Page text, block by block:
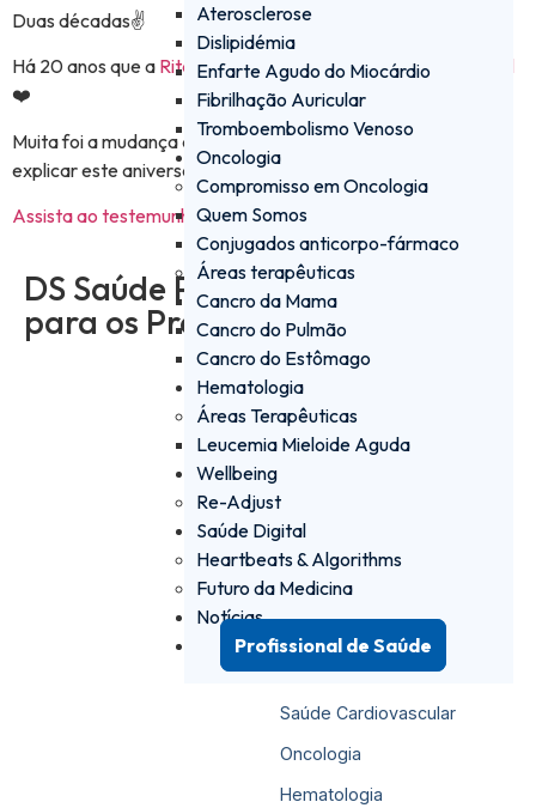
Aterosclerose
Dislipidémia
Enfarte Agudo do Miocárdio
Fibrilhação Auricular
Tromboembolismo Venoso
Oncologia
Compromisso em Oncologia
Quem Somos
Conjugados anticorpo-fármaco
Áreas terapêuticas
Cancro da Mama
Cancro do Pulmão
Cancro do Estômago
Hematologia
Áreas Terapêuticas
Leucemia Mieloide Aguda
Wellbeing
Re-Adjust
Saúde Digital
Heartbeats & Algorithms
Futuro da Medicina
Notícias
Profissional de Saúde
Duas décadas✌️
Há 20 anos que a Rita Calaisestá na#DaiichiSankyoPortugal
❤️
Muita foi a mudança a que assitiu. Mas quem melhor para
explicar este aniversário do que a própria?
Assista ao testemunho
DS Saúde PRO - a plataforma
para os Profissionais de Saúde
Iniciar sessão
Criar conta
Institucional
Saúde Cardiovascular
Oncologia
Hematologia